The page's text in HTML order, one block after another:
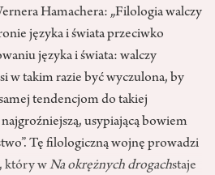
Hamachera: „Filologia walczy
języka i świata przeciwko
języka i świata: walczy
w takim razie być wyczulona, by
tendencjom do takiej
usypiającą bowiem
Tę filologiczną wojnę prowadzi
który wNa okrężnych drogachstaje